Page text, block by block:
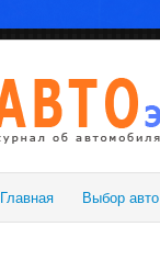
Главная Выбор авто